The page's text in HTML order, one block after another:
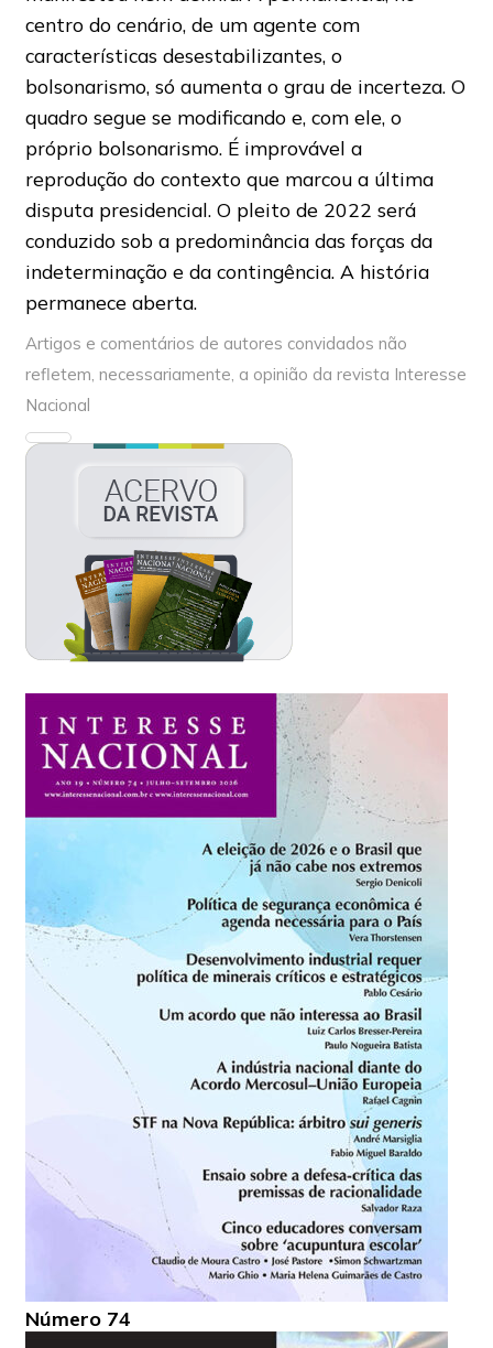
centro do cenário, de um agente com
características desestabilizantes, o
bolsonarismo, só aumenta o grau de incerteza. O
quadro segue se modificando e, com ele, o
próprio bolsonarismo. É improvável a
reprodução do contexto que marcou a última
disputa presidencial. O pleito de 2022 será
conduzido sob a predominância das forças da
indeterminação e da contingência. A história
permanece aberta.
Artigos e comentários de autores convidados não
refletem, necessariamente, a opinião da revista Interesse
Nacional
Número 74